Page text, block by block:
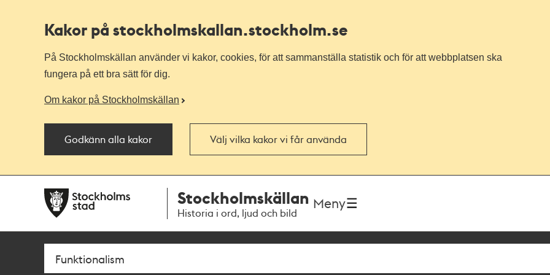
Kakor på stockholmskallan.stockholm.se
På Stockholmskällan använder vi kakor, cookies, för att sammanställa statistik och för att webbplatsen ska
fungera på ett bra sätt för dig.
Om kakor på Stockholmskällan
Godkänn alla kakor Välj vilka kakor vi får använda
navigationen
huvudinnehållet
Stockholmskällan
Historia i ord, ljud och bild
Meny
Sök